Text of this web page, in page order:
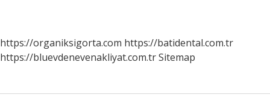
https://organiksigorta.com https://batidental.com.tr
https://bluevdenevenakliyat.com.trSitemap